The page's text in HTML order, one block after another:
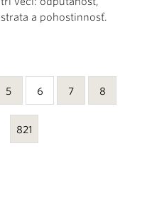
strata a pohostinnosť.
5 6 7 8
821